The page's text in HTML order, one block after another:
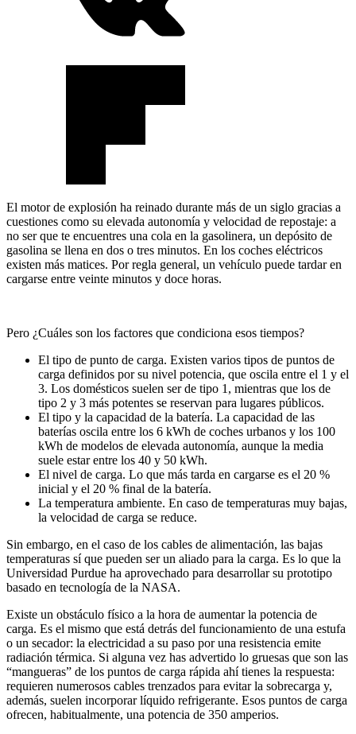
El motor de explosión ha reinado durante más de un siglo gracias a
cuestiones como su elevada autonomía y velocidad de repostaje: a
no ser que te encuentres una cola en la gasolinera, un depósito de
gasolina se llena en dos o tres minutos. En los coches eléctricos
existen más matices. Por regla general, un vehículo puede tardar en
cargarse entre veinte minutos y doce horas.
Pero ¿Cuáles son los factores que condiciona esos tiempos?
El tipo de punto de carga. Existen varios tipos de puntos de
carga definidos por su nivel potencia, que oscila entre el 1 y el
3. Los domésticos suelen ser de tipo 1, mientras que los de
tipo 2 y 3 más potentes se reservan para lugares públicos.
El tipo y la capacidad de la batería. La capacidad de las
baterías oscila entre los 6 kWh de coches urbanos y los 100
kWh de modelos de elevada autonomía, aunque la media
suele estar entre los 40 y 50 kWh.
El nivel de carga. Lo que más tarda en cargarse es el 20 %
inicial y el 20 % final de la batería.
La temperatura ambiente. En caso de temperaturas muy bajas,
la velocidad de carga se reduce.
Sin embargo, en el caso de los cables de alimentación, las bajas
temperaturas sí que pueden ser un aliado para la carga. Es lo que la
Universidad Purdue ha aprovechado para desarrollar su prototipo
basado en tecnología de la NASA.
Existe un obstáculo físico a la hora de aumentar la potencia de
carga. Es el mismo que está detrás del funcionamiento de una estufa
o un secador: la electricidad a su paso por una resistencia emite
radiación térmica. Si alguna vez has advertido lo gruesas que son las
“mangueras” de los puntos de carga rápida ahí tienes la respuesta:
requieren numerosos cables trenzados para evitar la sobrecarga y,
además, suelen incorporar líquido refrigerante. Esos puntos de carga
ofrecen, habitualmente, una potencia de 350 amperios.